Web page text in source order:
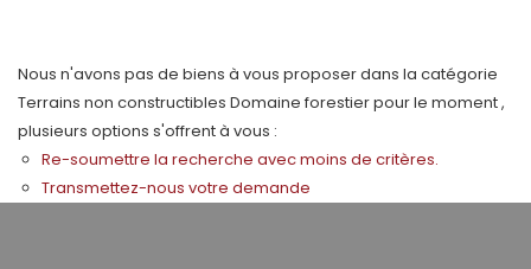
Nous n'avons pas de biens à vous proposer dans la catégorie
Terrains non constructibles Domaine forestier pour le moment ,
plusieurs options s'offrent à vous :
Re-soumettre la recherche avec moins de critères.
Transmettez-nous votre demande